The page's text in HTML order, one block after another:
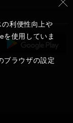
利便性向上や
を使用していま
ブラウザの設定